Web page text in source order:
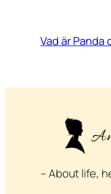
Vad är Panda
– About life,